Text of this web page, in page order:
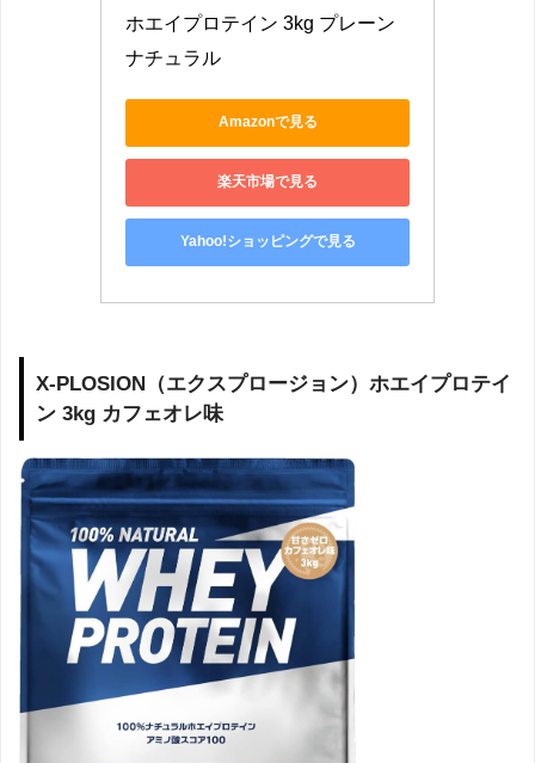
ホエイプロテイン 3kg プレーン
ナチュラル
Amazonで見る
楽天市場で見る
Yahoo!ショッピングで見る
X-PLOSION（エクスプロージョン）ホエイプロテイ
ン 3kg カフェオレ味